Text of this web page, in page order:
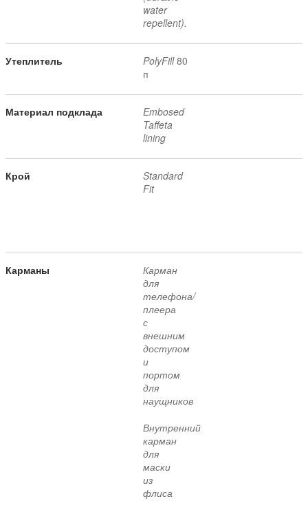
water
repellent).
Утеплитель PolyFill80
п
Материал подклада
Embosed
Taffeta
lining
Крой
Standard
Fit
Карманы
Карман
для
телефона/
плеера
с
внешним
доступом
и
портом
для
наущников
Внутренний
карман
для
маски
из
флиса